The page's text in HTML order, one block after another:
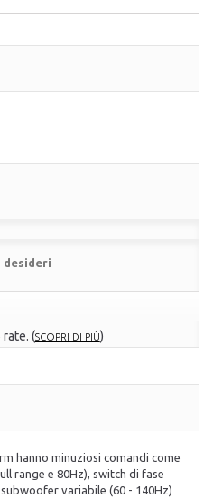
desideri
rate. (SCOPRI DI PIÙ)
hanno minuziosi comandi come
range e 80Hz), switch di fase
variabile (60 - 140Hz)